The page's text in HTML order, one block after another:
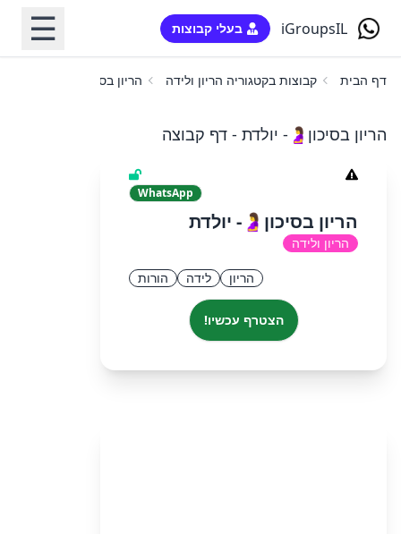
iGroupsIL בעלי קבוצות ☰
דף הבית קבוצות בקטגוריה הריון ולידה הריון בסיכון🤰- יולדת
הריון בסיכון🤰- יולדת - דף קבוצה
WhatsApp
הריון בסיכון🤰- יולדת
הריון ולידה
הריון לידה הורות
הצטרף עכשיו!